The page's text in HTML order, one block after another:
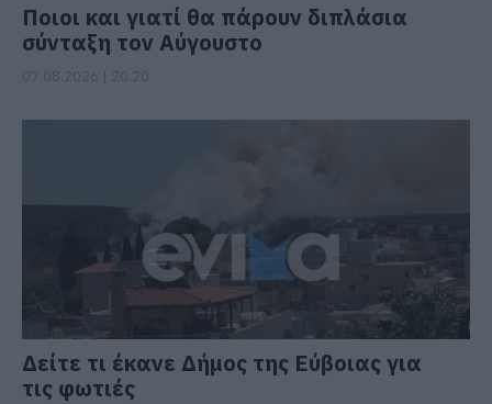
Ποιοι και γιατί θα πάρουν διπλάσια
σύνταξη τον Αύγουστο
Δείτε τι έκανε Δήμος της Εύβοιας για
τις φωτιές